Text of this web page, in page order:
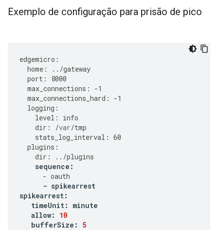
Exemplo de configuração para prisão de pico
edgemicro :
home : ../gateway
port :
8000
max_connections : -1
max_connections_hard : -1
logging :
level :
info
dir : /var/tmp
stats_log_interval : 60
plugins :
dir : ../plugins
sequence :
- oauth
- spikearrest
spikearrest:
timeUnit:
minute
allow:
10
bufferSize : 5